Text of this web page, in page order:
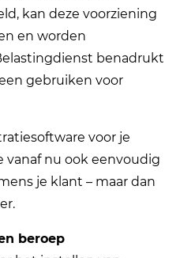
kan deze voorziening
en worden
benadrukt
gebruiken voor
voor je
vanaf nu ook eenvoudig
je klant – maar dan
beroep